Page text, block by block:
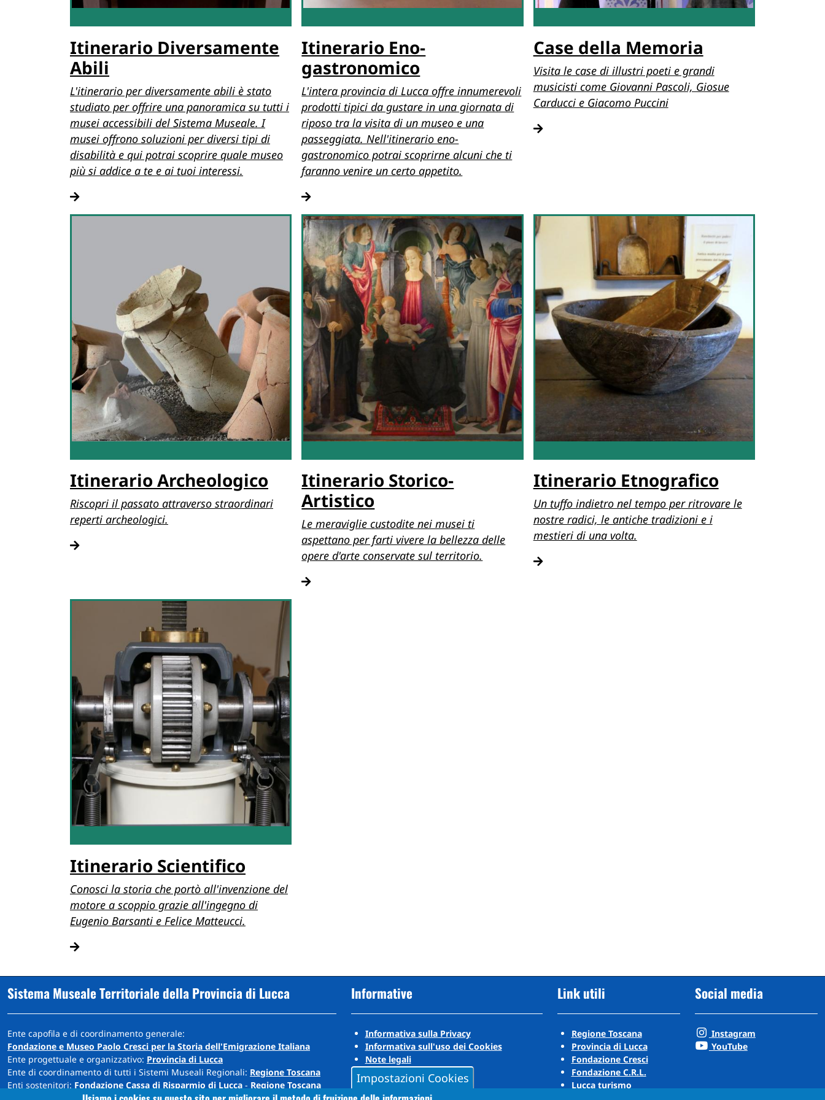
Itinerario Diversamente
Abili
L'itinerario per diversamente abili è stato
studiato per offrire una panoramica su tutti i
musei accessibili del Sistema Museale. I
musei offrono soluzioni per diversi tipi di
disabilità e qui potrai scoprire quale museo
più si addice a te e ai tuoi interessi.
Itinerario Eno-
gastronomico
L'intera provincia di Lucca offre innumerevoli
prodotti tipici da gustare in una giornata di
riposo tra la visita di un museo e una
passeggiata. Nell'itinerario eno-
gastronomico potrai scoprirne alcuni che ti
faranno venire un certo appetito.
Case della Memoria
Visita le case di illustri poeti e grandi
musicisti come Giovanni Pascoli, Giosue
Carducci e Giacomo Puccini
Itinerario Archeologico
Riscopri il passato attraverso straordinari
reperti archeologici.
Itinerario Storico-
Artistico
Le meraviglie custodite nei musei ti
aspettano per farti vivere la bellezza delle
opere d'arte conservate sul territorio.
Itinerario Etnografico
Un tuffo indietro nel tempo per ritrovare le
nostre radici, le antiche tradizioni e i
mestieri di una volta.
Itinerario Scientifico
Conosci la storia che portò all'invenzione del
motore a scoppio grazie all'ingegno di
Eugenio Barsanti e Felice Matteucci.
Sistema Museale Territoriale della Provincia di Lucca
Ente capofila e di coordinamento generale:
Fondazione e Museo Paolo Cresci per la Storia dell'Emigrazione Italiana
Ente progettuale e organizzativo: Provincia di Lucca
Ente di coordinamento di tutti i Sistemi Museali Regionali: Regione Toscana
Enti sostenitori: Fondazione Cassa di Risparmio di Lucca - Regione Toscana
Informative
Informativa sulla Privacy
Informativa sull'uso dei Cookies
Note legali
Link utili
Regione Toscana
Provincia di Lucca
Fondazione Cresci
Fondazione C.R.L.
Lucca turismo
Social media
Instagram
YouTube
Impostazioni Cookies